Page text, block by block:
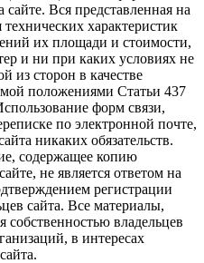
Вся представленная на
характеристик
их площади и стоимости,
и ни при каких условиях не
из сторон в качестве
положениями Статьи 437
форм связи,
по электронной почте,
никаких обязательств.
содержащее копию
не является ответом на
регистрации
сайта. Все материалы,
собственностью владельцев
в интересах